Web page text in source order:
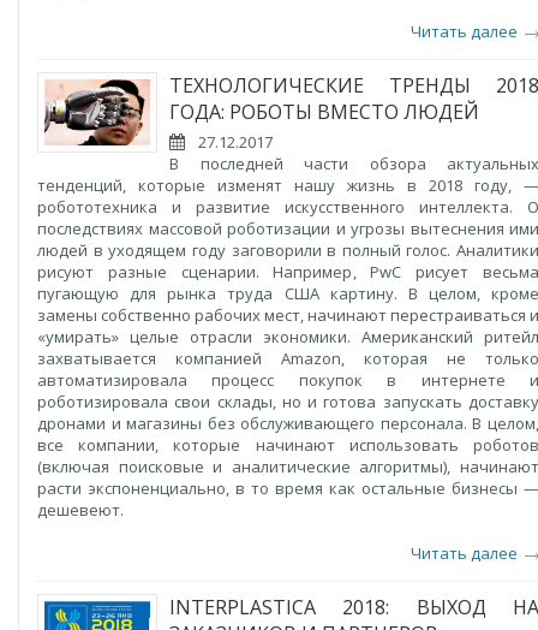
Читать далее
ТЕХНОЛОГИЧЕСКИЕ ТРЕНДЫ 2018
ГОДА: РОБОТЫ ВМЕСТО ЛЮДЕЙ
27.12.2017
В последней части обзора актуальных
тенденций, которые изменят нашу жизнь в 2018 году, —
робототехника и развитие искусственного интеллекта. О
последствиях массовой роботизации и угрозы вытеснения ими
людей в уходящем году заговорили в полный голос. Аналитики
рисуют разные сценарии. Например, PwC рисует весьма
пугающую для рынка труда США картину. В целом, кроме
замены собственно рабочих мест, начинают перестраиваться и
«умирать» целые отрасли экономики. Американский ритейл
захватывается компанией Amazon, которая не только
автоматизировала процесс покупок в интернете и
роботизировала свои склады, но и готова запускать доставку
дронами и магазины без обслуживающего персонала. В целом,
все компании, которые начинают использовать роботов
(включая поисковые и аналитические алгоритмы), начинают
расти экспоненциально, в то время как остальные бизнесы —
дешевеют.
Читать далее
INTERPLASTICA 2018: ВЫХОД НА